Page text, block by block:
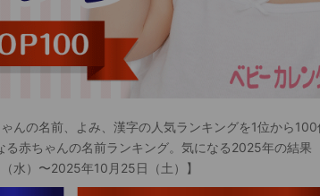
んの名前、よみ、漢字の人気ランキングを1位から100
る赤ちゃんの名前ランキング。気になる2025年の結果
水）〜2025年10月25日（土）】